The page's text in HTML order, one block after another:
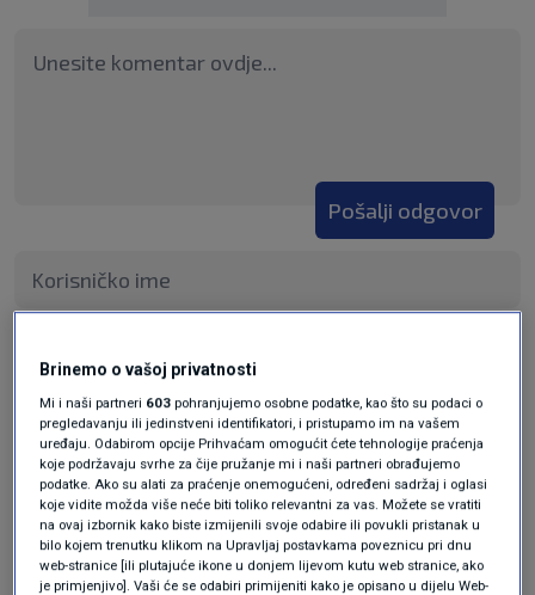
Pošalji odgovor
Pošalji
Brinemo o vašoj privatnosti
Mi i naši partneri 603 pohranjujemo osobne podatke, kao što su podaci o
pregledavanju ili jedinstveni identifikatori, i pristupamo im na vašem
uređaju. Odabirom opcije Prihvaćam omogućit ćete tehnologije praćenja
koje podržavaju svrhe za čije pružanje mi i naši partneri obrađujemo
podatke. Ako su alati za praćenje onemogućeni, određeni sadržaj i oglasi
koje vidite možda više neće biti toliko relevantni za vas. Možete se vratiti
na ovaj izbornik kako biste izmijenili svoje odabire ili povukli pristanak u
bilo kojem trenutku klikom na Upravljaj postavkama poveznicu pri dnu
web-stranice [ili plutajuće ikone u donjem lijevom kutu web stranice, ako
je primjenjivo]. Vaši će se odabiri primijeniti kako je opisano u dijelu Web-